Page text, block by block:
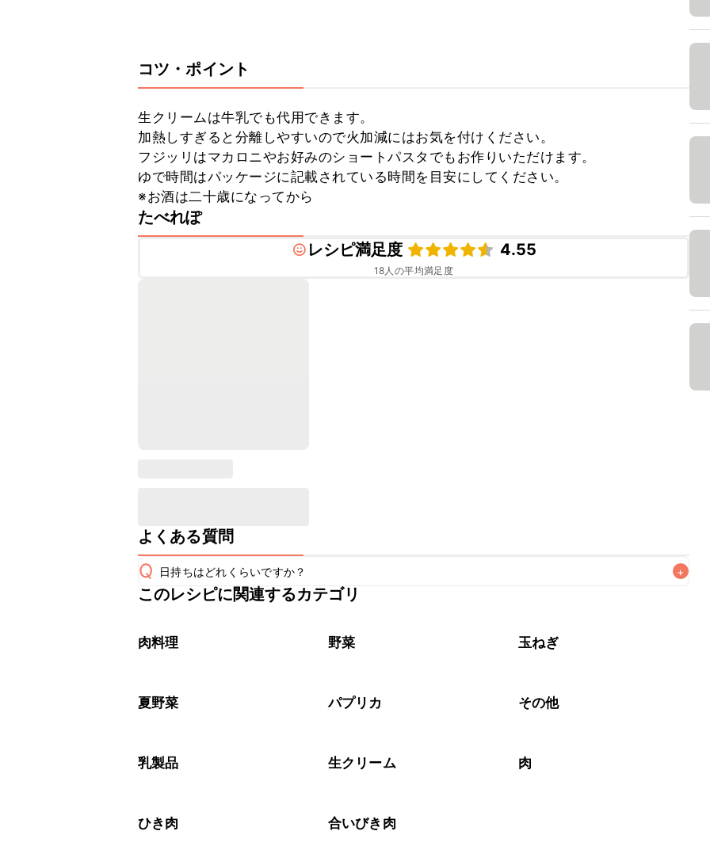
コツ・ポイント
生クリームは牛乳でも代用できます。
加熱しすぎると分離しやすいので火加減にはお気を付けください。
フジッリはマカロニやお好みのショートパスタでもお作りいただけます。
ゆで時間はパッケージに記載されている時間を目安にしてください。
※お酒は二十歳になってから
たべれぽ
レシピ満足度
4.55
18人の平均満足度
よくある質問
Q 日持ちはどれくらいですか？ +
こちらのレシピは出来たてをお召し上がりいただくことをおすすめします。
※日持ちは目安です。
このレシピに関連するカテゴリ
肉料理 野菜 玉ねぎ
夏野菜 パプリカ その他
乳製品 生クリーム 肉
ひき肉 合いびき肉